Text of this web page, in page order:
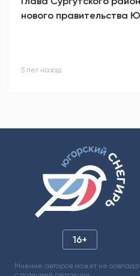
нового правительства
5 лет назад
16+
Мнение авторов может не